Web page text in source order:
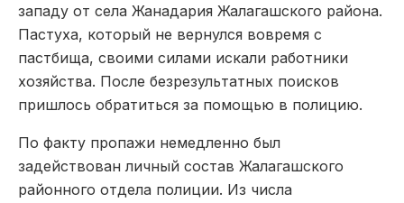
западу от села Жанадария Жалагашского района.
Пастуха, который не вернулся вовремя с
пастбища, своими силами искали работники
хозяйства. После безрезультатных поисков
пришлось обратиться за помощью в полицию.
По факту пропажи немедленно был
задействован личный состав Жалагашского
районного отдела полиции. Из числа